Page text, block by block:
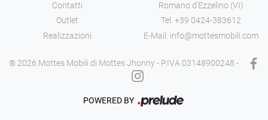
Contatti
Outlet
Realizzazioni
Romano d'Ezzelino (VI)
Tel. +39 0424-383612
E-Mail. info@mottesmobili.com
® 2026 Mottes Mobili di Mottes Jhonny - P.IVA 03148900248 -
POWERED BY